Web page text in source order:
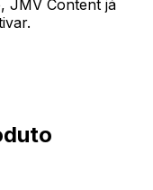
JMV Content já